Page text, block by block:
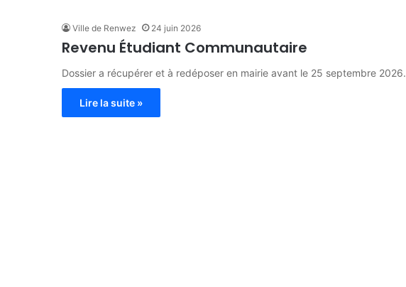
Ville de Renwez 24 juin 2026
Revenu Étudiant Communautaire
Dossier a récupérer et à redéposer en mairie avant le 25 septembre 2026.
Lire la suite »